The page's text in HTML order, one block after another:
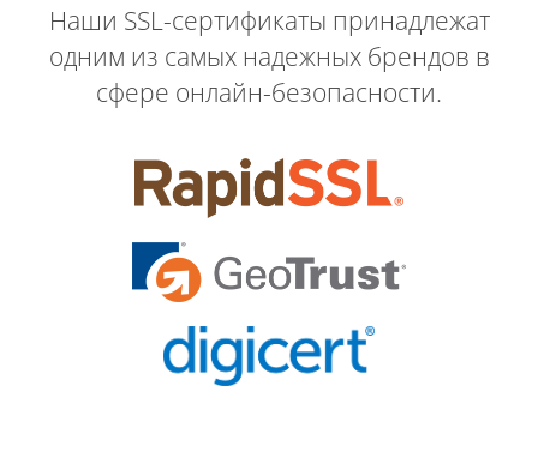
Наши SSL-сертификаты принадлежат
одним из самых надежных брендов в
сфере онлайн-безопасности.